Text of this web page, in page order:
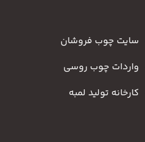
سایت چوب فروشان
واردات چوب روسی
کارخانه تولید لمبه